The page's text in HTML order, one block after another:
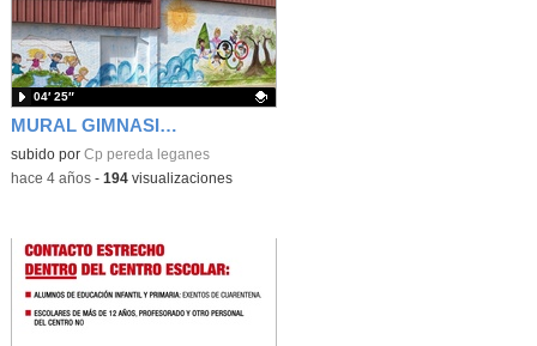
MURAL GIMNASIO_MARZO 2022.Pereda_Leganés
Contenido educativo.
subido por Cp pereda leganes
04′ 25″
-hace 4 años- 194visualizaciones